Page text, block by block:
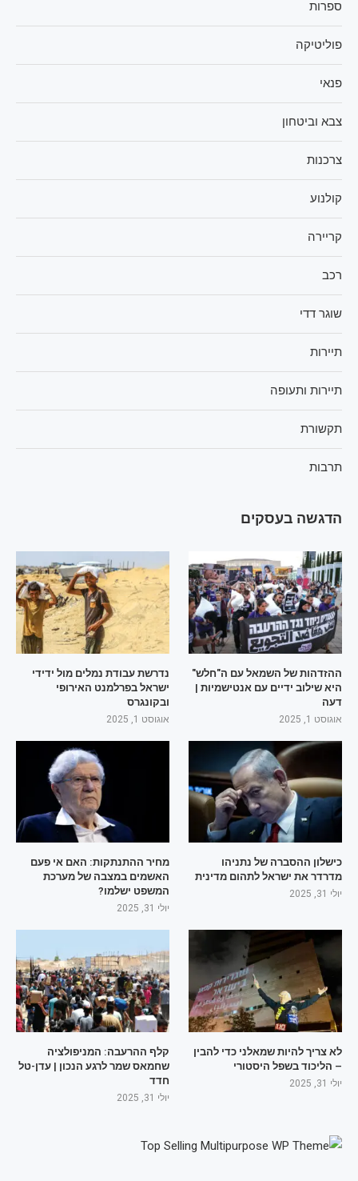
ספרות
פוליטיקה
פנאי
צבא וביטחון
צרכנות
קולנוע
קריירה
רכב
שוגר דדי
תיירות
תיירות ותעופה
תקשורת
תרבות
הדגשה בעסקים
ההזדהות של השמאל עם ה"חלש"
היא שילוב ידיים עם אנטישמיות |
דעה
אוגוסט 1, 2025
נדרשת עבודת נמלים מול ידידי
ישראל בפרלמנט האירופי
ובקונגרס
אוגוסט 1, 2025
כישלון ההסברה של נתניהו
מדרדר את ישראל לתהום מדינית
יולי 31, 2025
מחיר ההתנתקות: האם אי פעם
האשמים במצבה של מערכת
המשפט ישלמו?
יולי 31, 2025
לא צריך להיות שמאלני כדי להבין
– הליכוד בשפל היסטורי
יולי 31, 2025
קלף ההרעבה: המניפולציה
שחמאס שמר לרגע הנכון | עדן-טל
חדד
יולי 31, 2025